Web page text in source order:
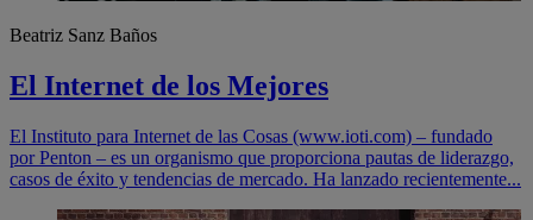
Beatriz Sanz Baños
El Internet de los Mejores
El Instituto para Internet de las Cosas (www.ioti.com) – fundado
por Penton – es un organismo que proporciona pautas de liderazgo,
casos de éxito y tendencias de mercado. Ha lanzado recientemente...